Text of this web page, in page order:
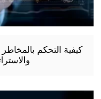
كيفية التحكم